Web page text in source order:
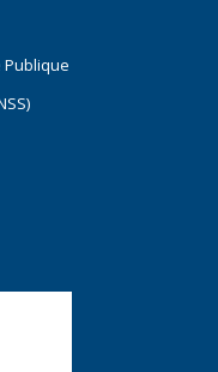
Publique